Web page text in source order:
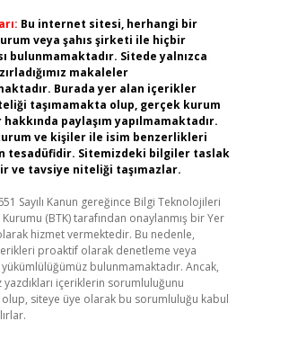
Bu internet sitesi, herhangi bir
veya şahıs şirketi ile hiçbir
bulunmamaktadır. Sitede yalnızca
makaleler
Burada yer alan içerikler
taşımamakta olup, gerçek kurum
paylaşım yapılmamaktadır.
ve kişiler ile isim benzerlikleri
tesadüfidir. Sitemizdeki bilgiler taslak
ve tavsiye niteliği taşımazlar.
Sayılı Kanun gereğince Bilgi Teknolojileri
(BTK) tarafından onaylanmış bir Yer
olarak hizmet vermektedir. Bu nedenle,
proaktif olarak denetleme veya
yükümlülüğümüz bulunmamaktadır. Ancak,
yazdıkları içeriklerin sorumluluğunu
olup, siteye üye olarak bu sorumluluğu kabul